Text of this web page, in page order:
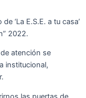
‘La E.S.E. a tu casa’
2022.
atención se
institucional,